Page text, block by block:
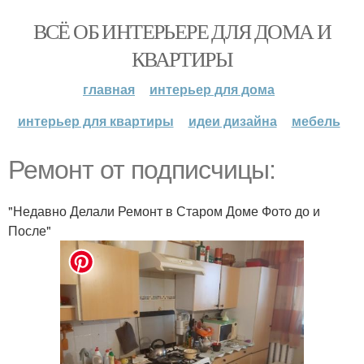
ВСЁ ОБ ИНТЕРЬЕРЕ ДЛЯ ДОМА И
КВАРТИРЫ
главная
интерьер для дома
интерьер для квартиры
идеи дизайна мебель
Ремонт от подписчицы:
"Недавно Делали Ремонт в Старом Доме Фото до и
После"